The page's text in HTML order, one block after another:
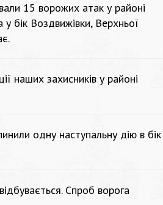
15 ворожих атак у районі
бік Воздвижівки, Верхньої
наших захисників у районі
одну наступальну дію в бік
Спроб ворога